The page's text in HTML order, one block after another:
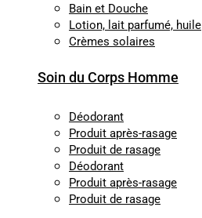
Bain et Douche
Lotion, lait parfumé, huile
Crèmes solaires
Soin du Corps Homme
Déodorant
Produit après-rasage
Produit de rasage
Déodorant
Produit après-rasage
Produit de rasage